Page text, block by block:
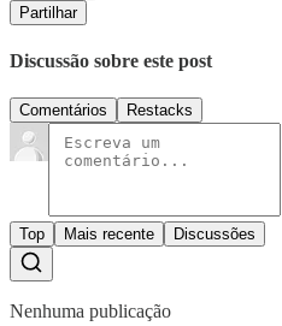
Partilhar
Discussão sobre este post
Comentários Restacks
Top Mais recente Discussões
Nenhuma publicação